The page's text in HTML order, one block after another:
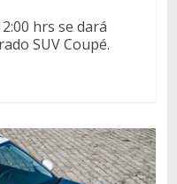
hrs se dará
SUV Coupé.